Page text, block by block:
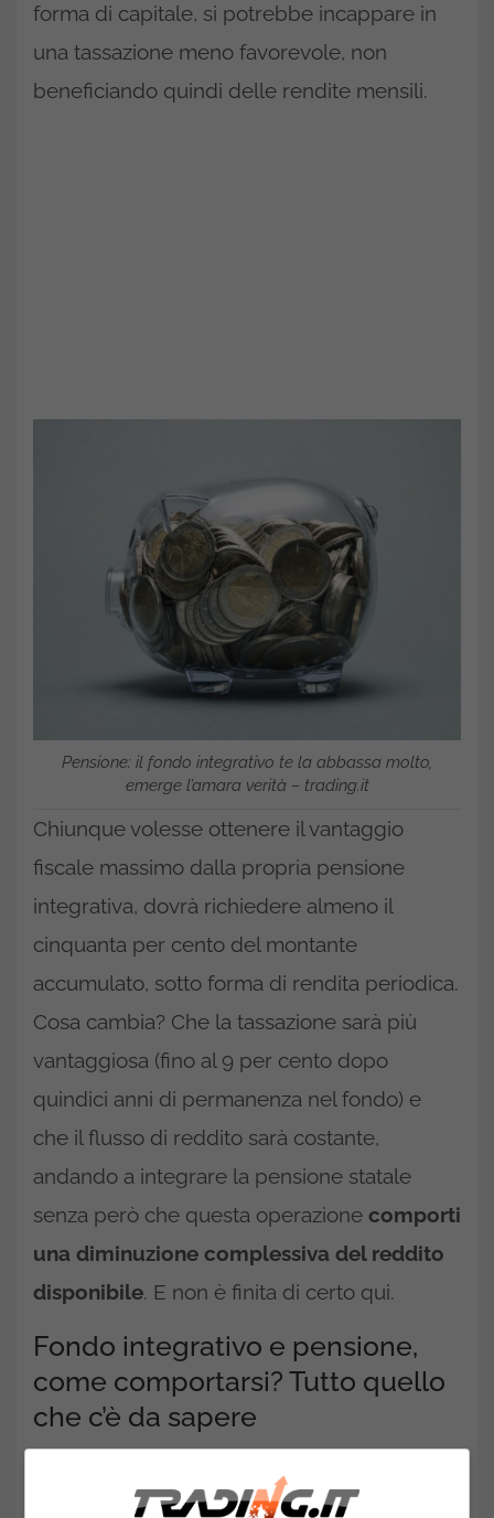
forma di capitale, si potrebbe incappare in
una tassazione meno favorevole, non
beneficiando quindi delle rendite mensili.
Pensione: il fondo integrativo te la abbassa molto,
emerge l’amara verità – trading.it
Chiunque volesse ottenere il vantaggio
fiscale massimo dalla propria pensione
integrativa, dovrà richiedere almeno il
cinquanta per cento del montante
accumulato, sotto forma di rendita periodica.
Cosa cambia? Che la tassazione sarà più
vantaggiosa (fino al 9 per cento dopo
quindici anni di permanenza nel fondo) e
che il flusso di reddito sarà costante,
andando a integrare la pensione statale
senza però che questa operazione comporti
una diminuzione complessiva del reddito
disponibile. E non è finita di certo qui.
Fondo integrativo e pensione,
come comportarsi? Tutto quello
che c’è da sapere